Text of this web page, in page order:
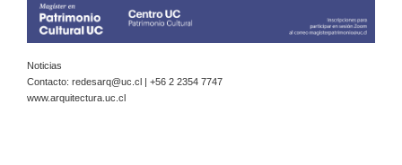
Noticias
Contacto: redesarq@uc.cl
| +56 2 2354 7747
www.arquitectura.uc.cl